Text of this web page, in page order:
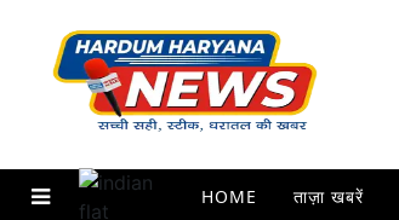
HOME ताज़ा खबरें